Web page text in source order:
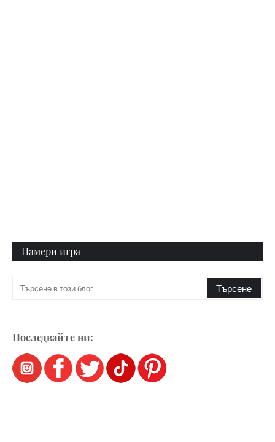
Намери игра
Последвайте ни: